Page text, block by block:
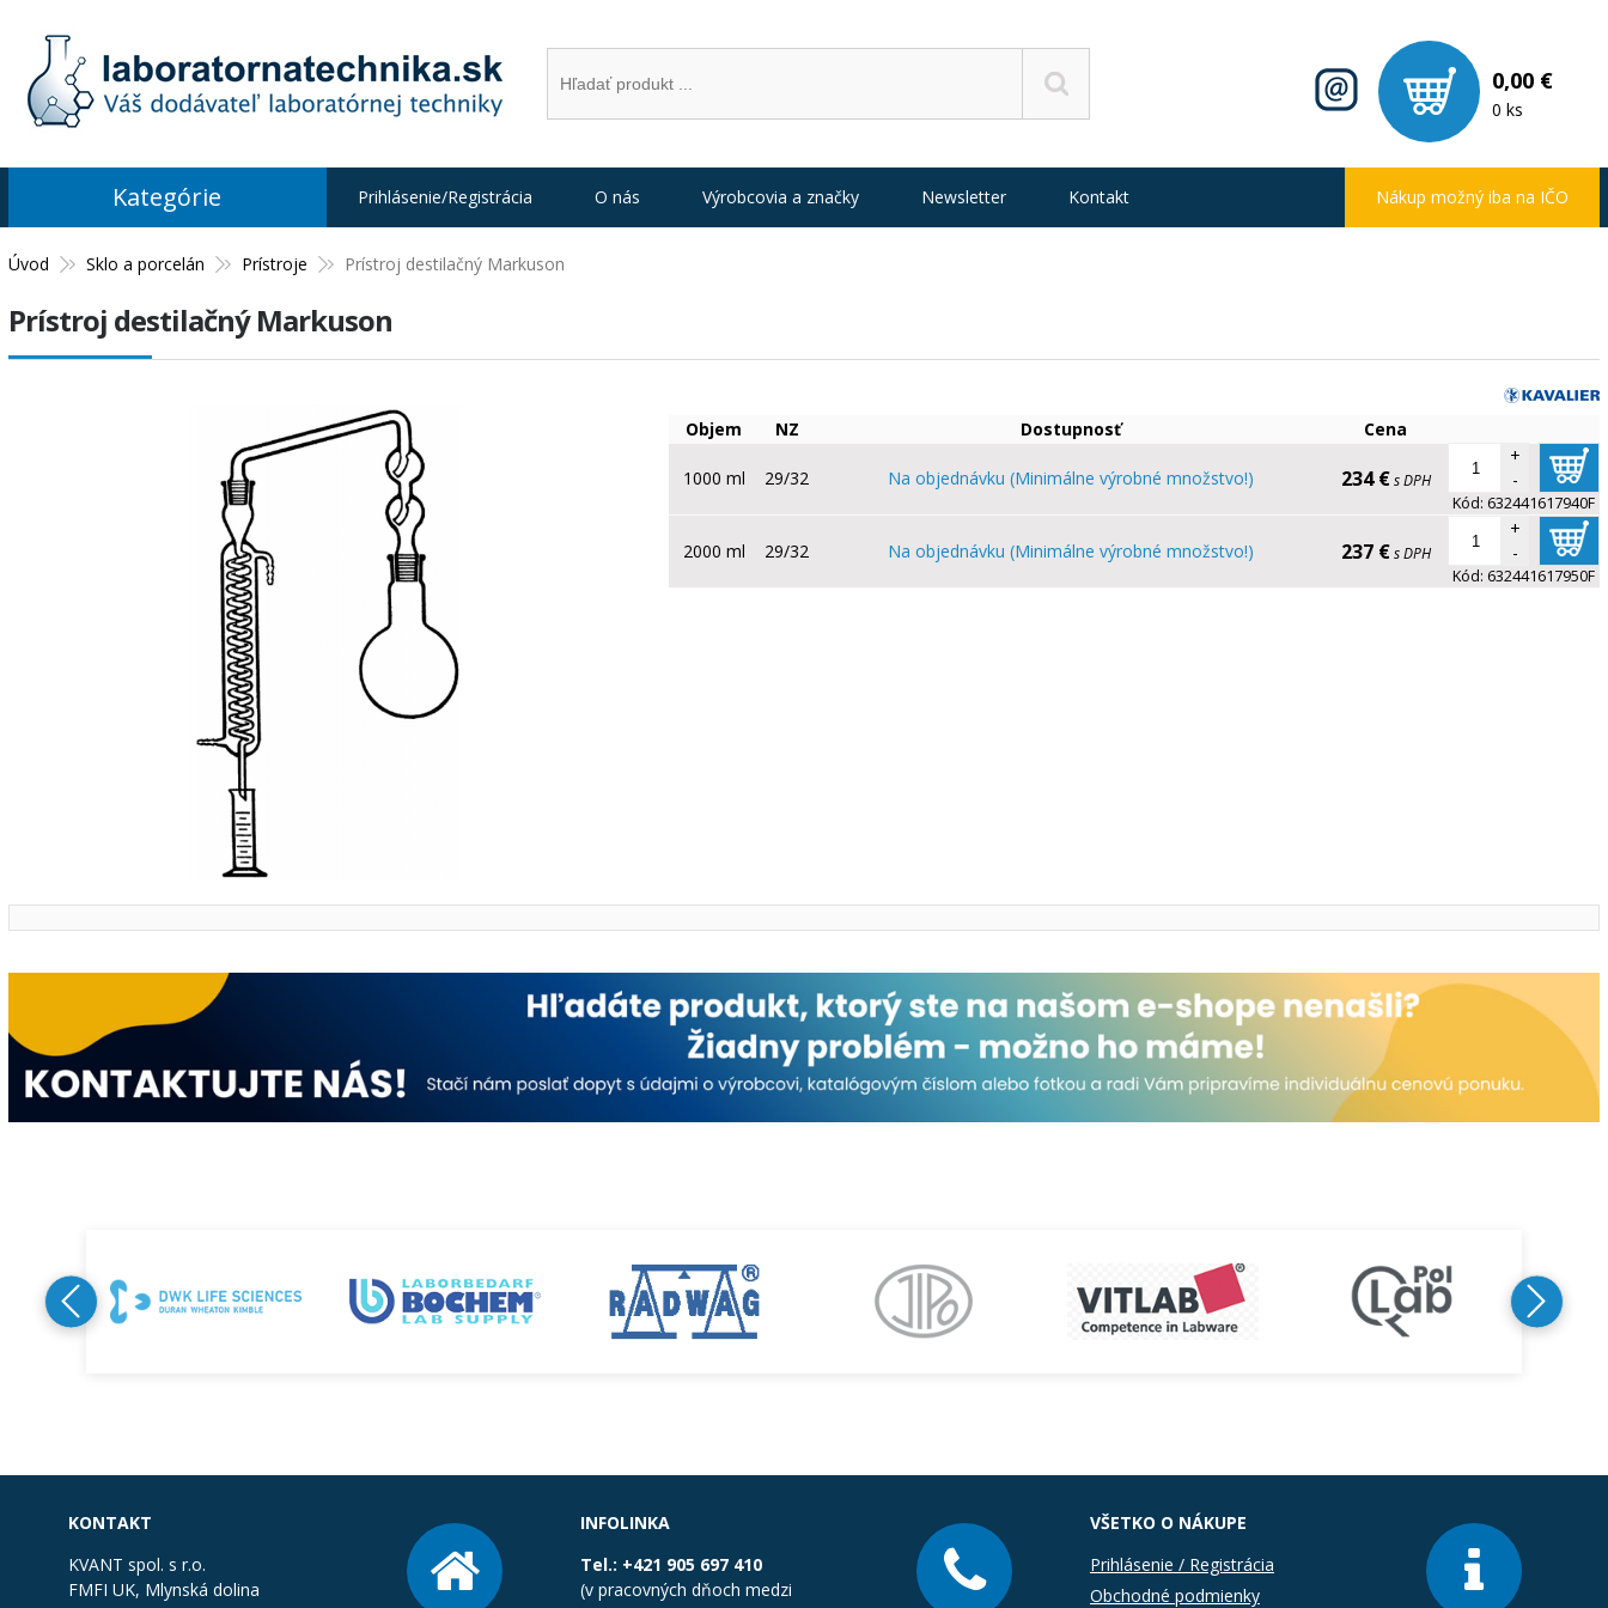
0,00 €
0 ks
Úvod Sklo a porcelán Prístroje Prístroj destilačný Markuson
Prístroj destilačný Markuson
Objem NZ Dostupnosť Cena
1000 ml 29/32 Na objednávku (Minimálne výrobné množstvo!) 234 € s DPH
+
-
Kód: 632441617940F
2000 ml 29/32 Na objednávku (Minimálne výrobné množstvo!) 237 € s DPH
+
-
Kód: 632441617950F
Kategórie Prihlásenie/Registrácia O nás Výrobcovia a značky Newsletter Kontakt Nákup možný iba na IČO
KONTAKT
KVANT spol. s r.o.
FMFI UK, Mlynská dolina
INFOLINKA
Tel.: +421 905 697 410
(v pracovných dňoch medzi
VŠETKO O NÁKUPE
Prihlásenie / Registrácia
Obchodné podmienky